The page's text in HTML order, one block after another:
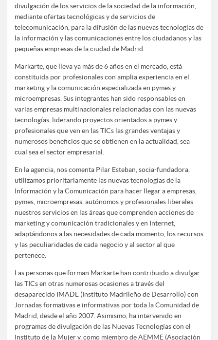
divulgación de los servicios de la sociedad de la información,
mediante ofertas tecnológicas y de servicios de
telecomunicación, para la difusión de las nuevas tecnologías de
la información y las comunicaciones entre los ciudadanos y las
pequeñas empresas de la ciudad de Madrid.
Markarte, que lleva ya más de 6 años en el mercado, está
constituida por profesionales con amplia experiencia en el
marketing y la comunicación especializada en pymes y
microempresas. Sus integrantes han sido responsables en
varias empresas multinacionales relacionadas con las nuevas
tecnologías, liderando proyectos orientados a pymes y
profesionales que ven en las TICs las grandes ventajas y
numerosos beneficios que se obtienen en la actualidad, sea
cual sea el sector empresarial.
En la agencia, nos comenta Pilar Esteban, socia-fundadora,
utilizamos prioritariamente las nuevas tecnologías de la
Información y la Comunicación para hacer llegar a empresas,
pymes, microempresas, autónomos y profesionales liberales
nuestros servicios en las áreas que comprenden acciones de
marketing y comunicación tradicionales y en Internet,
adaptándonos a las necesidades de cada momento, los recursos
y las peculiaridades de cada negocio y al sector al que
pertenece.
Las personas que forman Markarte han contribuido a divulgar
las TICs en otras numerosas ocasiones a través del
desaparecido IMADE (Instituto Madrileño de Desarrollo) con
Jornadas formativas e informativas por toda la Comunidad de
Madrid, desde el año 2007. Asimismo, ha intervenido en
programas de divulgación de las Nuevas Tecnologías con el
Instituto de la Mujer y, como miembro de AEMME (Asociación